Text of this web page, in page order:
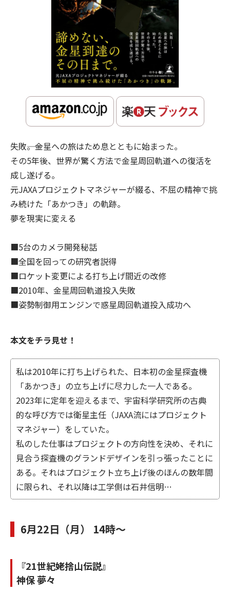
失敗――。金星への旅はため息とともに始まった。
その5年後、世界が驚く方法で金星周回軌道への復活を
成し遂げる。
元JAXAプロジェクトマネジャーが綴る、不屈の精神で挑
み続けた「あかつき」の軌跡。
夢を現実に変える
■5台のカメラ開発秘話
■全国を回っての研究者説得
■ロケット変更による打ち上げ間近の改修
■2010年、金星周回軌道投入失敗
■姿勢制御用エンジンで惑星周回軌道投入成功へ
本文をチラ見せ！
私は2010年に打ち上げられた、日本初の金星探査機
「あかつき」の立ち上げに尽力した一人である。
2023年に定年を迎えるまで、宇宙科学研究所の古典
的な呼び方では衛星主任（JAXA流にはプロジェクト
マネジャー）をしていた。
私のした仕事はプロジェクトの方向性を決め、それに
見合う探査機のグランドデザインを引っ張ったことに
ある。それはプロジェクト立ち上げ後のほんの数年間
に限られ、それ以降は工学側は石井信明…
6月22日（月） 14時～
『21世紀姥捨山伝説』
神保 夢々